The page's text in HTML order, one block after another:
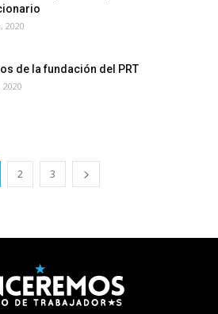
2020
de la fundación del PRT
2 3